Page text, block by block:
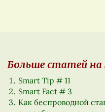
Больше статей
Smart Tip # 11
Smart Fact # 3
Как беспроводной